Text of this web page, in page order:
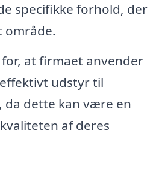
specifikke forhold, der
område.
for, at firmaet anvender
udstyr til
da dette kan være en
af deres